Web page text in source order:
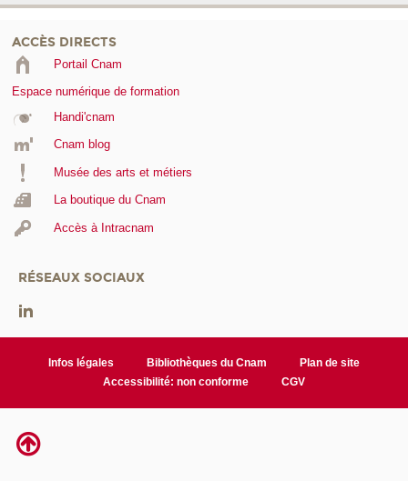
ACCÈS DIRECTS
Portail Cnam
Espace numérique de formation
Handi'cnam
Cnam blog
Musée des arts et métiers
La boutique du Cnam
Accès à Intracnam
RÉSEAUX SOCIAUX
Infos légales Bibliothèques du Cnam
Plan de site
Accessibilité: non conforme
CGV